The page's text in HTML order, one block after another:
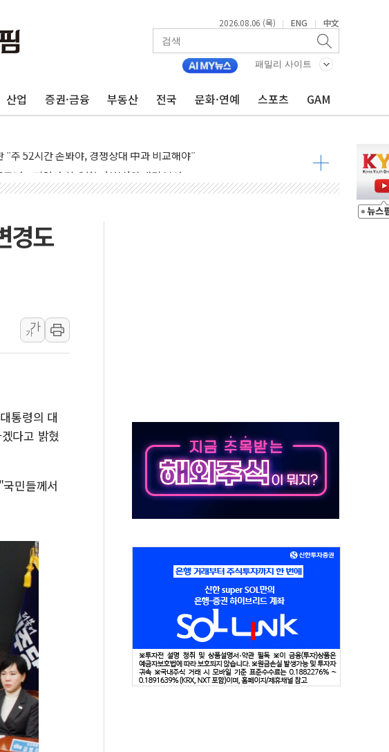
2026.08.06 (목) | ENG | 中文
패밀리 사이트
산업 증권·금융 부동산 전국 문화·연예 스포츠 GAM
완화에 실적 호조까지, 상승...호실적 보고 기업 상승세 뚜렷
로 우크라 민간인 '사파리' 공격… 시민들 공포감 극대화 전략
"금융시장 레버리지 위험수위…숨은 차입이 더 큰 변수"
화재 1명 중상…대응 1단계 진압 중
주년…지역과 함께하는 '선봉'의 대민 봉사
로 단거리 탄도미사일 1발 발사… 올해 10번째·42일 만 도발
서 부유물 감긴 어선 구조
누출, 백린 아닌 무해한 표면 부식 물질"
인, ETF 자금 유입에도 박스권…美 암호화폐 법안 처리 여부도 변수
잠실 개표소 시위 '62일째'..."대부분 여기서 상주"
해상 단거리 탄도미사일 발사
화재…차량 3대·건물 1동 전소
경도
가
가
통령의 대
다고 밝혔
민들께서